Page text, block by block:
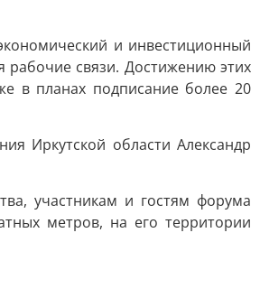
и инвестиционный
рабочие связи. Достижению этих
в планах подписание более 20
Иркутской области Александр
участникам и гостям форума
метров, на его территории